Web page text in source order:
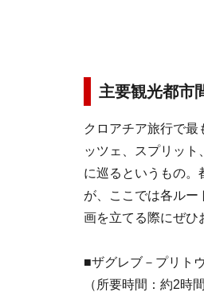
主要観光都市
クロアチア旅行で最
ッツェ、スプリッ
に巡るというもの。
が、ここでは各ルー
画を立てる際にぜひ
■ザグレブ－プリト
（所要時間：約2時